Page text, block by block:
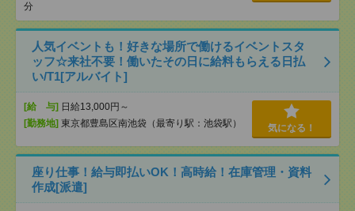
分
人気イベントも！好きな場所で働けるイベントスタ
ッフ☆来社不要！働いたその日に給料もらえる日払
い/T1[アルバイト]
[給 与] 日給13,000円～
[勤務地] 東京都豊島区南池袋（最寄り駅：池袋駅） 気になる！
座り仕事！給与即払いOK！高時給！在庫管理・資料
作成[派遣]